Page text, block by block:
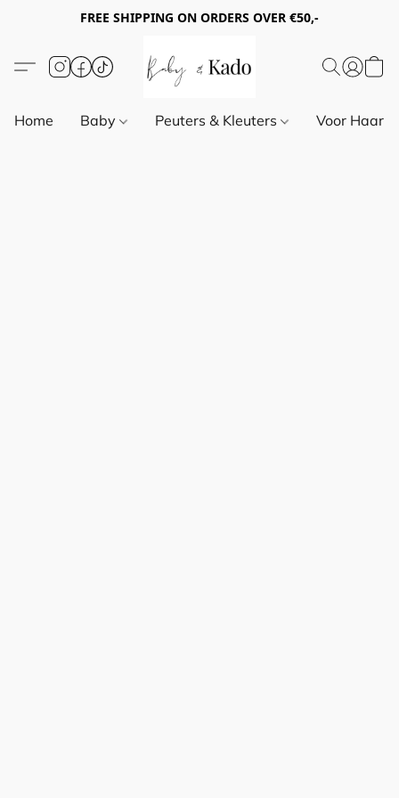
FREE SHIPPING ON ORDERS OVER €50,-
Home Baby Peuters & Kleuters Voor Haar